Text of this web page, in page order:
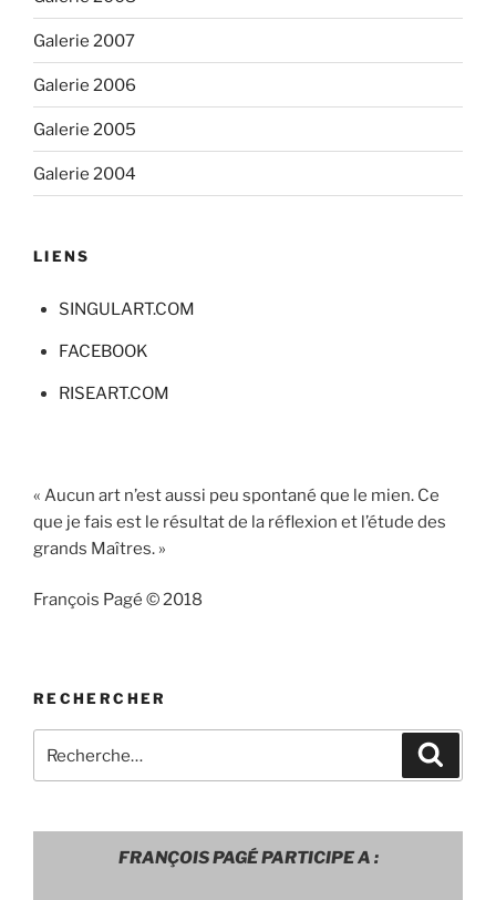
Galerie 2007
Galerie 2006
Galerie 2005
Galerie 2004
LIENS
SINGULART.COM
FACEBOOK
RISEART.COM
« Aucun art n’est aussi peu spontané que le mien. Ce
que je fais est le résultat de la réflexion et l’étude des
grands Maîtres. »
François Pagé © 2018
RECHERCHER
pour
FRANÇOIS PAGÉ PARTICIPE A :